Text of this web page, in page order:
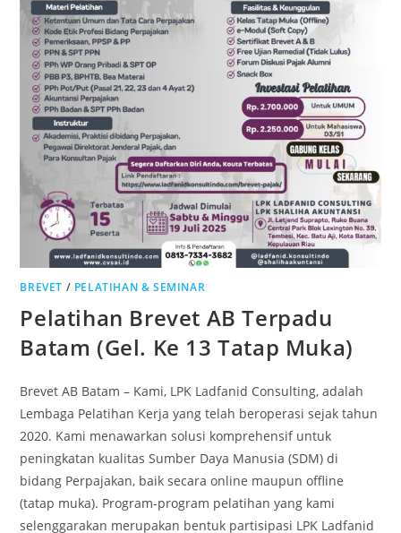
BREVET / PELATIHAN & SEMINAR
Pelatihan Brevet AB Terpadu
Batam (Gel. Ke 13 Tatap Muka)
Brevet AB Batam – Kami, LPK Ladfanid Consulting, adalah
Lembaga Pelatihan Kerja yang telah beroperasi sejak tahun
2020. Kami menawarkan solusi komprehensif untuk
peningkatan kualitas Sumber Daya Manusia (SDM) di
bidang Perpajakan, baik secara online maupun offline
(tatap muka). Program-program pelatihan yang kami
selenggarakan merupakan bentuk partisipasi LPK Ladfanid